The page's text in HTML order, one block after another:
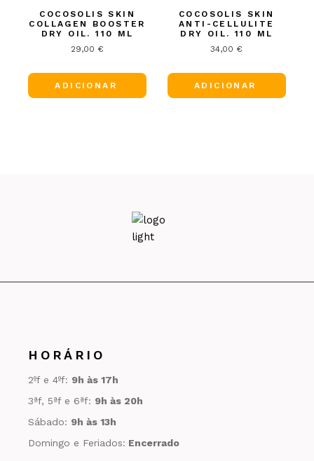
COCOSOLIS SKIN
COLLAGEN BOOSTER
DRY OIL. 110 ML
29,00 €
ADICIONAR
COCOSOLIS SKIN
ANTI-CELLULITE
DRY OIL. 110 ML
34,00 €
ADICIONAR
HORÁRIO
2ºf e 4ºf: 9h às 17h
3ªf, 5ªf e 6ªf: 9h às 20h
Sábado: 9h às 13h
Domingo e Feriados: Encerrado